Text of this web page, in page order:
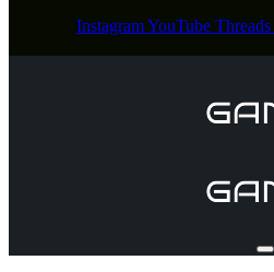
InstagramYouTube Threads